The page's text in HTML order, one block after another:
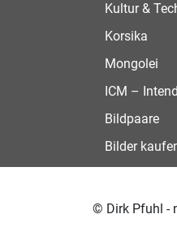
Kultur &
Korsika
Mongolei
ICM –
Bildpaare
Bilder
© Dirk Pfuhl -